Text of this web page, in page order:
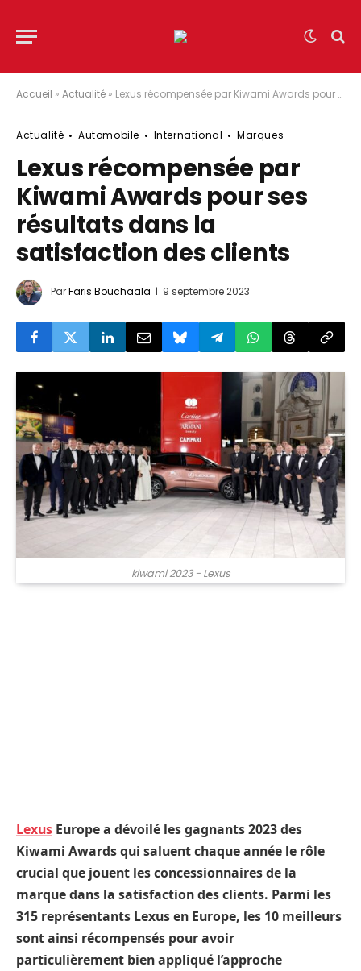
Accueil » Actualité » Lexus récompensée par Kiwami Awards pour ses résultats dans la satisfaction des clients
Actualité Automobile International Marques
Lexus récompensée par
Kiwami Awards pour ses
résultats dans la
satisfaction des clients
ParFaris Bouchaala 9 septembre 2023
kiwami 2023 - Lexus
Lexus Europe a dévoilé les gagnants 2023 des
Kiwami Awards qui saluent chaque année le rôle
crucial que jouent les concessionnaires de la
marque dans la satisfaction des clients. Parmi les
315 représentants Lexus en Europe, les 10 meilleurs
sont ainsi récompensés pour avoir
particulièrement bien appliqué l’approche